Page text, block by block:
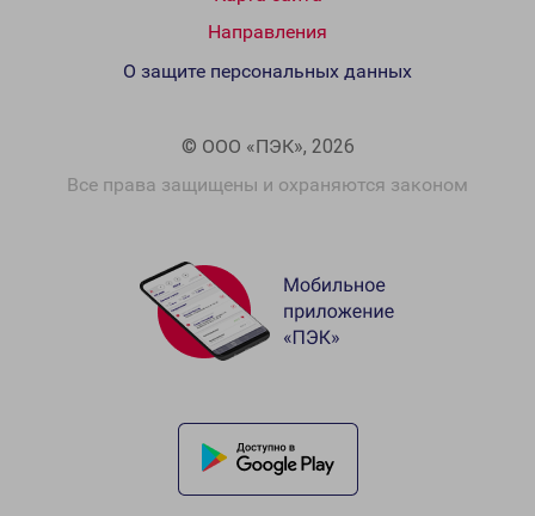
Направления
© ООО «ПЭК», 2026
Все права защищены и охраняются законом
О защите персональных данных